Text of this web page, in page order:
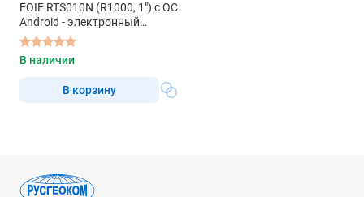
FOIF RTS010N (R1000, 1") с ОС
Android - электронный
тахеометр
В наличии
В корзину